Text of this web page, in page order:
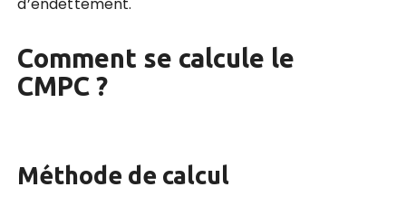
Comment se calcule le
CMPC ?
Méthode de calcul